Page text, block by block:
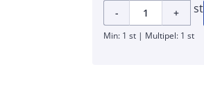
- + st
Min: 1 st | Multipel: 1 st